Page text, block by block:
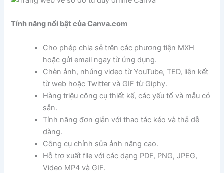
Tính năng nổi bật của Canva.com
Cho phép chia sẻ trên các phương tiện MXH
hoặc gửi email ngay từ ứng dụng.
Chèn ảnh, nhúng video từ YouTube, TED, liên kết
từ web hoặc Twitter và GIF từ Giphy.
Hàng triệu công cụ thiết kế, các yếu tố và mẫu có
sẵn.
Tính năng đơn giản với thao tác kéo và thả dễ
dàng.
Công cụ chỉnh sửa ảnh nâng cao.
Hỗ trợ xuất file với các dạng PDF, PNG, JPEG,
Video MP4 và GIF.